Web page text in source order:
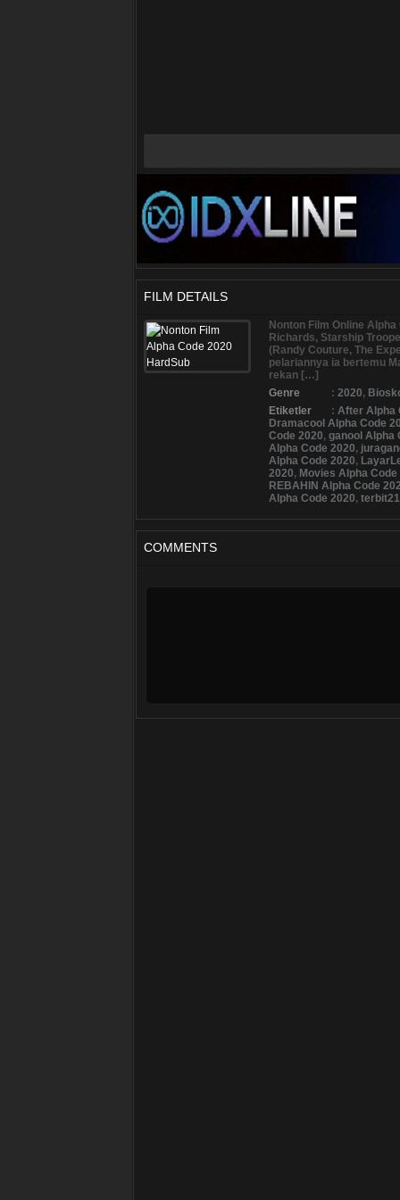
FILM DETAILS
Nonton Film Online
Richards, Starship
(Randy Couture, The
pelariannya ia bertemu
rekan […]
Genre
: 2020,
Etiketler
: After Alpha
Dramacool Alpha Code
Code 2020, ganool Alpha
Alpha Code 2020,
Alpha Code 2020,
2020, Movies Alpha Code
REBAHIN Alpha Code
Alpha Code 2020,
COMMENTS